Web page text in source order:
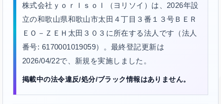
株式会社ｙｏｒＩｓｏＩ（ヨリソイ）は、2026年設
立の和歌山県和歌山市太田４丁目３番１３号ＢＥＲ
ＥＯ－ＺＥＨ太田３０３に所在する法人です（法人
番号: 6170001019059）。最終登記更新は
2026/04/22で、新規を実施しました。
掲載中の法令違反/処分/ブラック情報はありません。